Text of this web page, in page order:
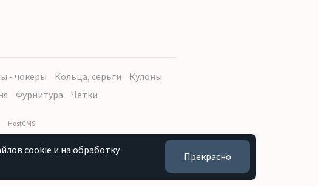
- чокеры Кольца, серьги
Кулоны
Фурнитура Четки
HostCMS
cookie и на обработку
Прекрасно